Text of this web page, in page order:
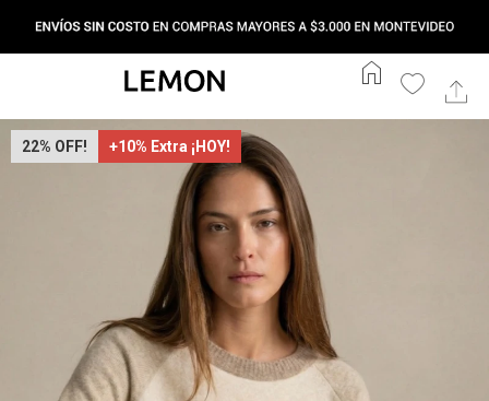
home
22 +10% Extra ¡HOY!